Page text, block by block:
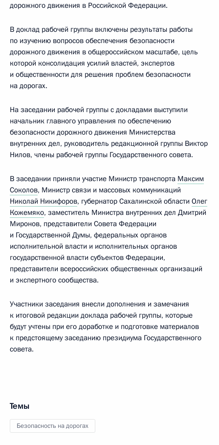
дорожного движения в Российской Федерации.
В доклад рабочей группы включены результаты работы
по изучению вопросов обеспечения безопасности
дорожного движения в общероссийском масштабе, цель
которой консолидация усилий властей, экспертов
и общественности для решения проблем безопасности
на дорогах.
На заседании рабочей группы с докладами выступили
начальник главного управления по обеспечению
безопасности дорожного движения Министерства
внутренних дел, руководитель редакционной группы Виктор
Нилов, члены рабочей группы Государственного совета.
В заседании приняли участие Министр транспорта Максим
Соколов, Министр связи и массовых коммуникаций
Николай Никифоров, губернатор Сахалинской области Олег
Кожемяко, заместитель Министра внутренних дел Дмитрий
Миронов, представители Совета Федерации
и Государственной Думы, федеральных органов
исполнительной власти и исполнительных органов
государственной власти субъектов Федерации,
представители всероссийских общественных организаций
и экспертного сообщества.
Участники заседания внесли дополнения и замечания
к итоговой редакции доклада рабочей группы, которые
будут учтены при его доработке и подготовке материалов
к предстоящему заседанию президиума Государственного
совета.
Темы
Безопасность на дорогах